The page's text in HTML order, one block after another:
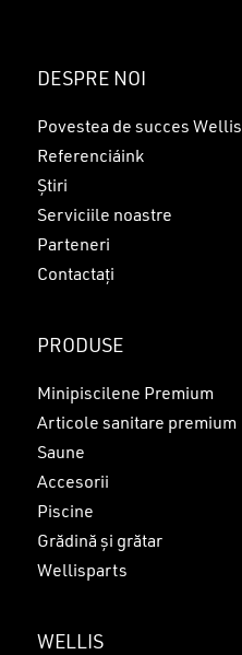
DESPRE NOI
Povestea de succes Wellis
Referenciáink
Știri
Serviciile noastre
Parteneri
Contactați
PRODUSE
Minipiscilene Premium
Articole sanitare premium
Saune
Accesorii
Piscine
Grădină și grătar
Wellisparts
WELLIS